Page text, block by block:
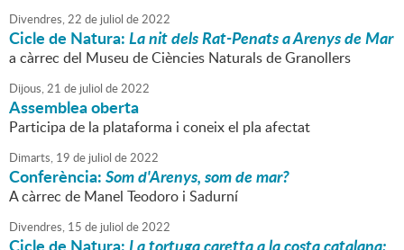
Divendres,22 de juliol de2022
Cicle de Natura:La nit dels Rat-Penats a Arenys de Mar
a càrrec del Museu de Ciències Naturals de Granollers
Dijous,21 de juliol de2022
Assemblea oberta
Participa de la plataforma i coneix el pla afectat
Dimarts, 19 de juliol de2022
Conferència:Som d'Arenys, som de mar?
A càrrec de Manel Teodoro i Sadurní
Divendres, 15 de juliol de2022